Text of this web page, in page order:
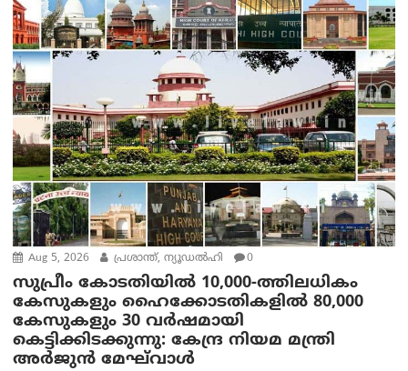
Aug 5, 2026 പ്രശാന്ത്, ന്യൂഡല്‍ഹി 0
സുപ്രീം കോടതിയിൽ 10,000-ത്തിലധികം
കേസുകളും ഹൈക്കോടതികളിൽ 80,000
കേസുകളും 30 വർഷമായി
കെട്ടിക്കിടക്കുന്നു: കേന്ദ്ര നിയമ മന്ത്രി
അര്‍ജുന്‍ മേഘ്‌വാള്‍